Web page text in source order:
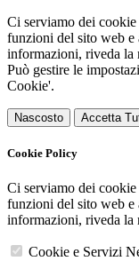
Ci serviamo dei
funzioni del sito web e
informazioni, riveda la
Può gestire le
Cookie'.
Nascosto Accetta
Cookie Policy
Ci serviamo dei
funzioni del sito web e
informazioni, riveda la
Cookie e Servizi